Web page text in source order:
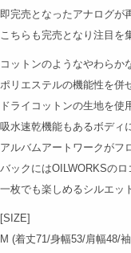
即完売となったアナログが
こちらも完売となり注目を
コットンのようなやわらか
ポリエステルの機能性を併
ドライコットンの生地を使
吸水速乾機能もあるボディ
アルバムアートワークがフ
バックにはOILWORKSのロ
一枚でも楽しめるシルエッ
[SIZE]
M (着丈71/身幅53/肩幅48/